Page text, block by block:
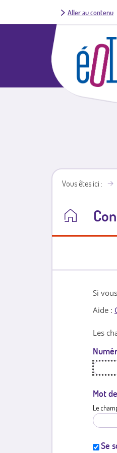
Aller au contenu
Vous êtes ici
Si
Aide :
Les
Mot
Le
Se